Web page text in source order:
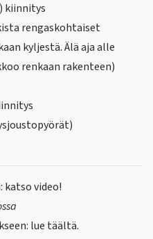
kiinnitys
rengaskohtaiset
kyljestä. Älä aja alle
renkaan rakenteen)
katso video!
lue täältä.